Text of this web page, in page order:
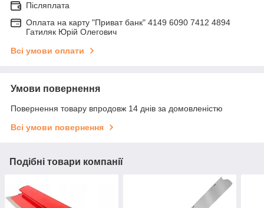
Післяплата
Оплата на карту "Приват банк" 4149 6090 7412 4894
Гатиляк Юрій Олегович
Всі умови оплати
Умови повернення
Повернення товару впродовж 14 днів за домовленістю
Всі умови повернення
Подібні товари компанії